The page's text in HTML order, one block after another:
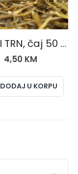
ČAJEVI
ZEČIJI TRN, čaj 50 gr.
4,50 KM
DODAJ U KORPU